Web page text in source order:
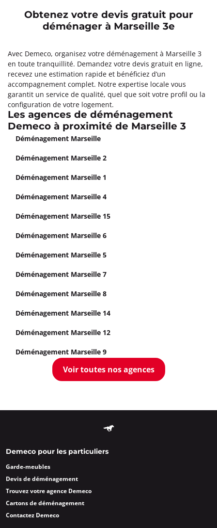
Obtenez votre devis gratuit pour
déménager à Marseille 3e
Avec Demeco, organisez votre déménagement à Marseille 3
en toute tranquillité. Demandez votre devis gratuit en ligne,
recevez une estimation rapide et bénéficiez d’un
accompagnement complet. Notre expertise locale vous
garantit un service de qualité, quel que soit votre profil ou la
configuration de votre logement.
Les agences de déménagement
Demeco à proximité de Marseille 3
Déménagement Marseille
Déménagement Marseille 2
Déménagement Marseille 1
Déménagement Marseille 4
Déménagement Marseille 15
Déménagement Marseille 6
Déménagement Marseille 5
Déménagement Marseille 7
Déménagement Marseille 8
Déménagement Marseille 14
Déménagement Marseille 12
Déménagement Marseille 9
Voir toutes nos agences
Demeco pour les particuliers
Garde-meubles
Devis de déménagement
Trouvez votre agence Demeco
Cartons de déménagement
Contactez Demeco